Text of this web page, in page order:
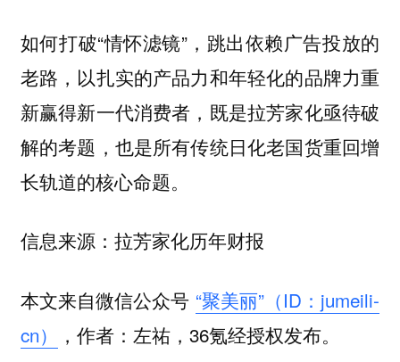
如何打破“情怀滤镜”，跳出依赖广告投放的
老路，以扎实的产品力和年轻化的品牌力重
新赢得新一代消费者，既是拉芳家化亟待破
解的考题，也是所有传统日化老国货重回增
长轨道的核心命题。
信息来源：拉芳家化历年财报
本文来自微信公众号 “聚美丽”（ID：jumeili-
cn）
，作者：左祐，36氪经授权发布。